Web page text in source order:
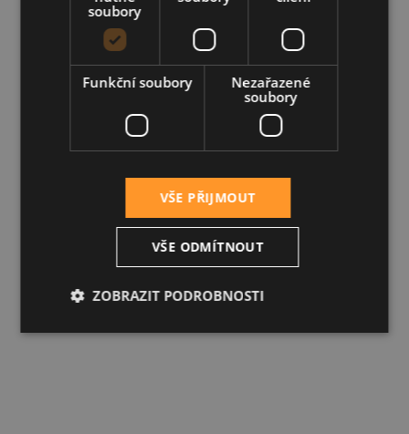
soubory
Funkční soubory
Nezařazené
soubory
VŠE PŘIJMOUT
VŠE ODMÍTNOUT
ZOBRAZIT PODROBNOSTI